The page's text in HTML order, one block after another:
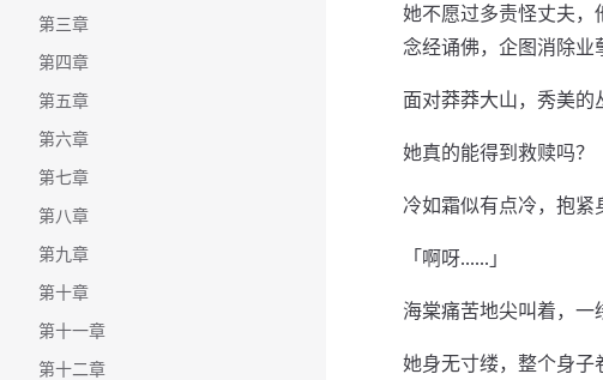
第三章
第四章
第五章
第六章
第七章
第八章
第九章
第十章
第十一章
第十二章
她不愿过多责怪丈夫，
念经诵佛，企图消除业
面对莽莽大山，秀美的
她真的能得到救赎吗？
冷如霜似有点冷，抱紧
「啊呀……」
海棠痛苦地尖叫着，一
她身无寸缕，整个身子